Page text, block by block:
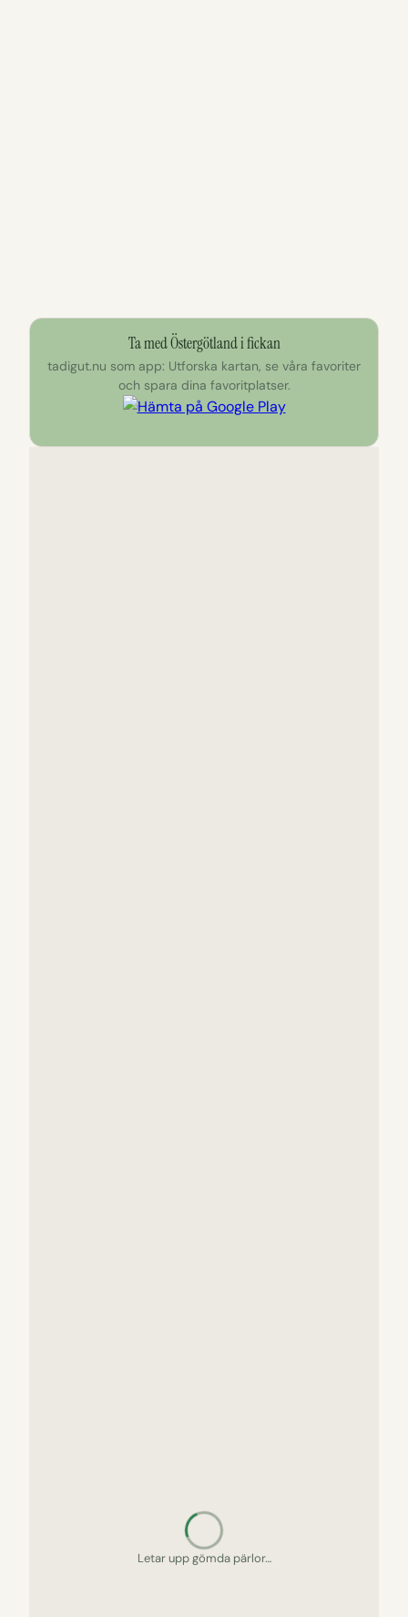
Ta med Östergötland i fickan
tadigut.nu som app: Utforska kartan, se våra favoriter
och spara dina favoritplatser.
Letar upp gömda pärlor…